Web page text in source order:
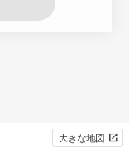
大きな地図